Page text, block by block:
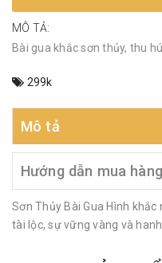
MÔ TẢ:
Bài gua khắc sơn thủy, thu
299k
Mô tả
Hướng dẫn mua hàng
Sơn Thủy Bài Gua Hình
tài lộc, sự vững vàng và